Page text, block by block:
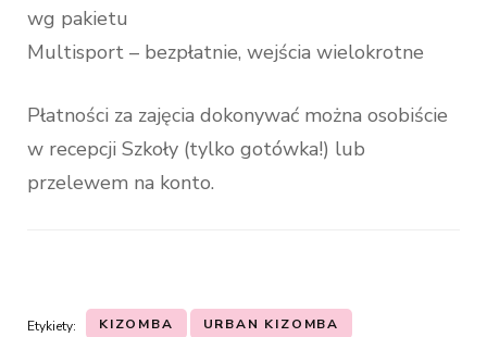
wg pakietu
Multisport – bezpłatnie, wejścia wielokrotne
Płatności za zajęcia dokonywać można osobiście
w recepcji Szkoły (tylko gotówka!) lub
przelewem na konto.
Etykiety: KIZOMBA URBAN KIZOMBA